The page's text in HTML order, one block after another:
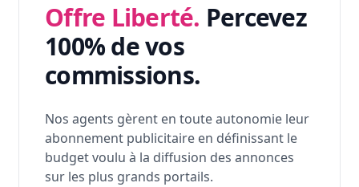
Offre Liberté. Percevez
100% de vos
commissions.
Nos agents gèrent en toute autonomie leur
abonnement publicitaire en définissant le
budget voulu à la diffusion des annonces
sur les plus grands portails.